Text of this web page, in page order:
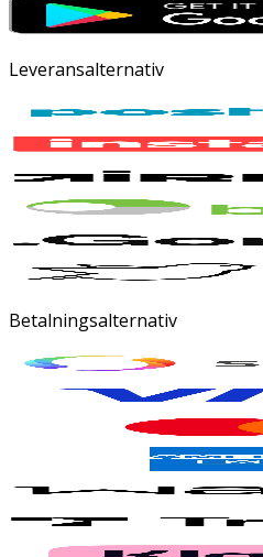
Leveransalternativ
Betalningsalternativ